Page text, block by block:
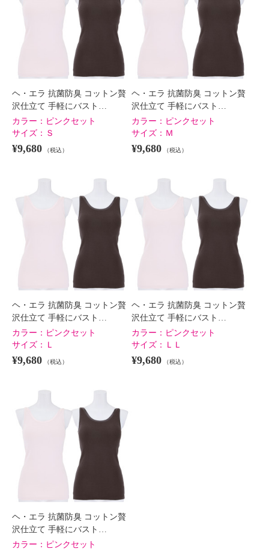
ップ付インナー ２枚セット
エクリュセット Ｓ
¥0
ップ付インナー ２枚セット
エクリュセット Ｍ
ヘ・エラ 抗菌防臭 コットン贅
沢仕立て 手軽にバスト…
カラー： ピンクセット
サイズ： Ｓ
¥9,680 （税込）
ヘ・エラ 抗菌防臭 コットン贅
沢仕立て 手軽にバスト…
カラー： ピンクセット
サイズ： Ｍ
¥9,680 （税込）
ヘ・エラ 抗菌防臭 コットン贅
沢仕立て 手軽にバスト…
カラー： ピンクセット
サイズ：
Ｌ
¥9,680 （税込）
ヘ・エラ 抗菌防臭 コットン贅
沢仕立て 手軽にバスト…
カラー： ピンクセット
サイズ：
ＬＬ
¥9,680 （税込）
ヘ・エラ 抗菌防臭 コットン贅
沢仕立て 手軽にバスト…
カラー： ピンクセット